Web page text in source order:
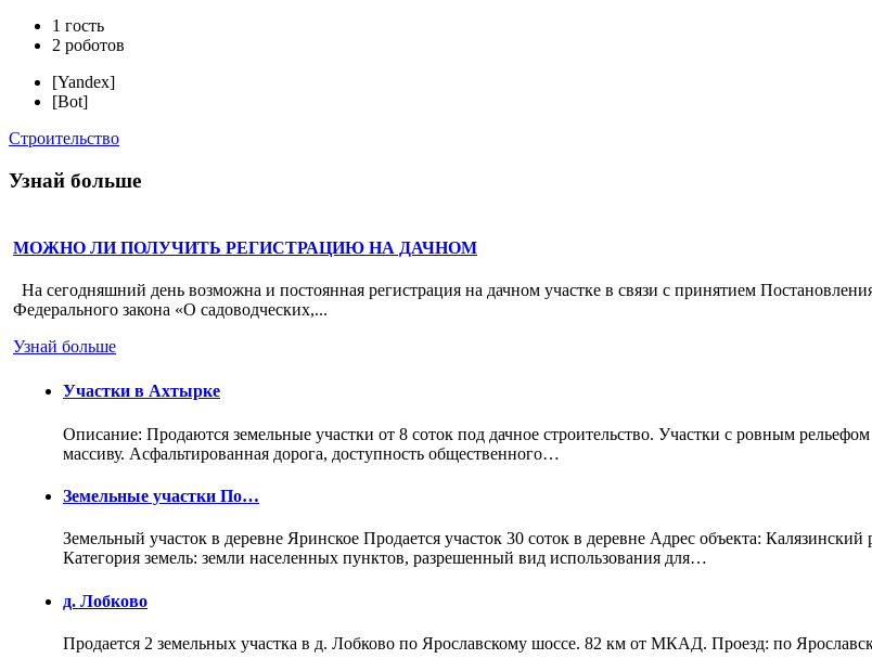
1 гость
2 роботов
[Yandex]
[Bot]
Строительство
Узнай больше
МОЖНО ЛИ ПОЛУЧИТЬ РЕГИСТРАЦИЮ НА ДАЧНОМ
На сегодняшний день возможна и постоянная регистрация на дачном участке в связи с принятием
Федерального закона «О садоводческих,...
Узнай больше
Участки в Ахтырке
Описание: Продаются земельные участки от 8 соток под дачное строительство. Участки с ровным
массиву. Асфальтированная дорога, доступность общественного…
Земельные участки По…
Земельный участок в деревне Яринское Продается участок 30 соток в деревне Адрес объекта:
Категория земель: земли населенных пунктов, разрешенный вид использования для…
д. Лобково
Продается 2 земельных участка в д. Лобково по Ярославскому шоссе. 82 км от МКАД. Проезд: по